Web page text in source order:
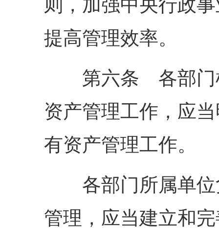
则，加强中央行政
提高管理效率。
第六条 各部门根
资产管理工作，应
有资产管理工作。
各部门所属单位
管理，应当建立和